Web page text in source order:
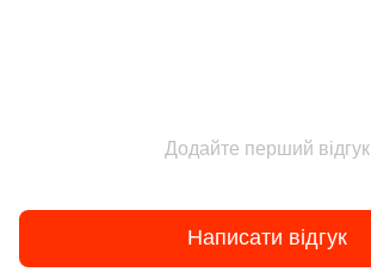
Додайте перший відгук
Написати відгук